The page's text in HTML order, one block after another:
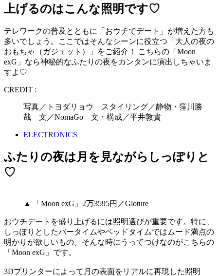
上げるのはこんな照明です♡
テレワークの普及とともに「おウチでデート」が増えた方も
多いでしょう。ここではそんなシーンに役立つ「大人の夜の
おもちゃ（ガジェット）」をご紹介！ こちらの「Moon
exG」なら神秘的なふたりの夜をカンタンに演出しちゃいま
すよ♡
CREDIT :
写真／トヨダリョウ スタイリング／静物・窪川勝
哉 文／NomaGo 文・構成／平井敦貴
ELECTRONICS
ふたりの夜は月を見ながらしっぽりと
♡
▲ 「Moon exG」2万3595円／Gloture
おウチデートを盛り上げるには照明選びが重要です。特に、
しっぽりとしたバータイムやベッドタイムではムード満点の
明かりが欲しいもの。そんな時にうってつけなのがこちらの
「Moon exG」です。
3Dプリンターによって月の表面をリアルに再現した照明